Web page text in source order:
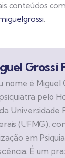
conteúdos
.
Grossi
nome é Miguel
pelo
Universidade
(UFMG),
em
É um